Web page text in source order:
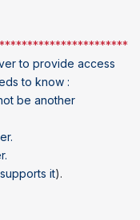
to provide access
to know :
be another
supports it).